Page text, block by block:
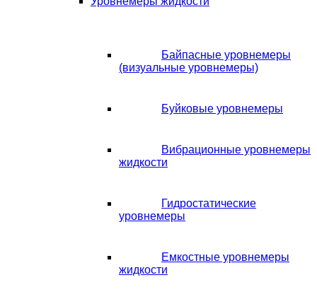
Байпасные уровнемеры
(визуальные уровнемеры)
Буйковые уровнемеры
Вибрационные уровнемеры
жидкости
Гидростатические
уровнемеры
Емкостные уровнемеры
жидкости